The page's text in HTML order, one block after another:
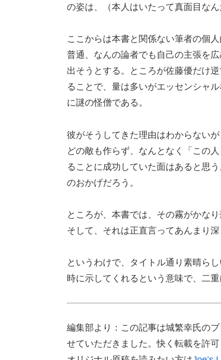
の姿は、（本人はいたって真面目な
ここからは本書と関係ない筆者の個人
普通、なんの論者でも自己の主張を
出そうとする。ところが佐藤優だけ
ることで、量は多いがエッセンシャ
に謎の怪僧である。
彼がそうしてきた理由はわからない
どの敵も作らず、なんとなく「この
ることに成功していた面はあると思
のおかげだろう。
ところが、本書では、その霧がかな
そして、それは正直言ってあんまり深
というわけで、タイトル通り素晴ら
時に示してくれるという意味で、二重
編集部より：この記事は城繁幸氏の
せていただきました。快く転載を許